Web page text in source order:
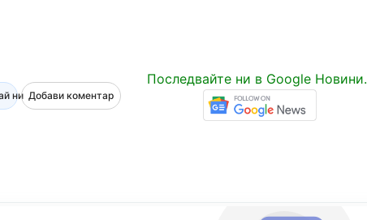
ни Добави коментар
Последвайте ни в Google Новини.